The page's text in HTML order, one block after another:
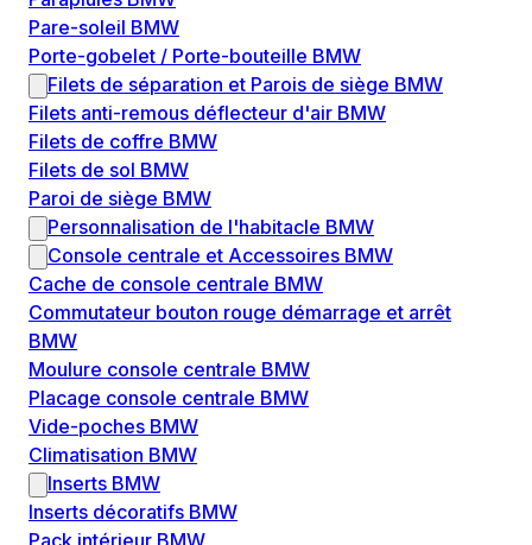
Pare-soleil BMW
Porte-gobelet / Porte-bouteille BMW
Filets de séparation et Parois de siège BMW
Filets anti-remous déflecteur d'air BMW
Filets de coffre BMW
Filets de sol BMW
Paroi de siège BMW
Personnalisation de l'habitacle BMW
Console centrale et Accessoires BMW
Cache de console centrale BMW
Commutateur bouton rouge démarrage et arrêt
BMW
Moulure console centrale BMW
Placage console centrale BMW
Vide-poches BMW
Climatisation BMW
Inserts BMW
Inserts décoratifs BMW